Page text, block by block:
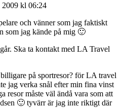
2009 kl 06:24
och vänner som jag faktiskt
som jag kände på mig 🙂
Ska ta kontakt med LA Travel
på sportresor? för LA travel
jag verka snål efter min fina vinst
resor måste väl ändå vara som att
🙂 tyvärr är jag inte riktigt där